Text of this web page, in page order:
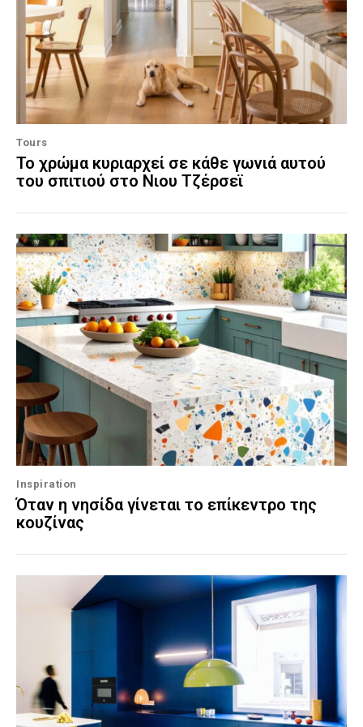
Tours
Το χρώμα κυριαρχεί σε κάθε γωνιά αυτού
του σπιτιού στο Νιου Τζέρσεϊ
Inspiration
Όταν η νησίδα γίνεται το επίκεντρο της
κουζίνας